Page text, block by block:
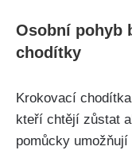
Osobní pohyb
chodítky
Krokovací
kteří chtějí zůstat
pomůcky